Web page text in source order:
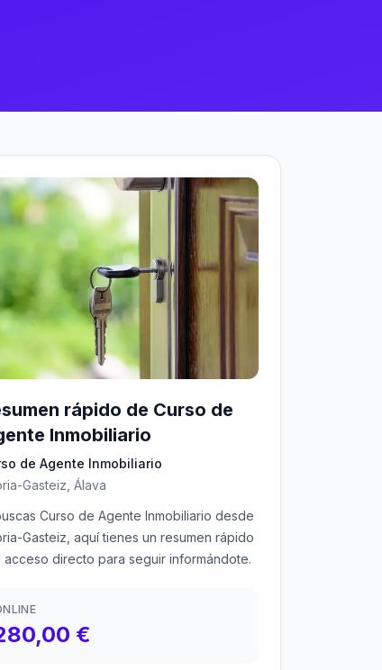
rápido de Curso de
Inmobiliario
de Agente Inmobiliario
Gasteiz, Álava
Curso de Agente Inmobiliario desde
Gasteiz, aquí tienes un resumen rápido
acceso directo para seguir informándote.
€